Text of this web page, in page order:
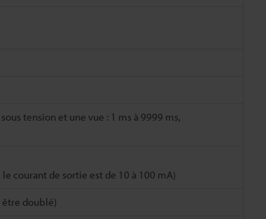
tension et une vue : 1 ms à 9999 ms,
courant de sortie est de 10 à 100 mA)
être doublé)